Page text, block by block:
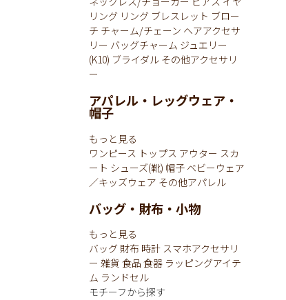
リング リング ブレスレット ブロー
チ チャーム/チェーン ヘアアクセサ
リー バッグチャーム ジュエリー
(K10) ブライダル その他アクセサリ
ー
アパレル・レッグウェア・
帽子
もっと見る
ワンピース トップス アウター スカ
ート シューズ(靴) 帽子 ベビーウェア
／キッズウェア その他アパレル
バッグ・財布・小物
もっと見る
バッグ 財布 時計 スマホアクセサリ
ー 雑貨 食品 食器 ラッピングアイテ
ム ランドセル
モチーフから探す